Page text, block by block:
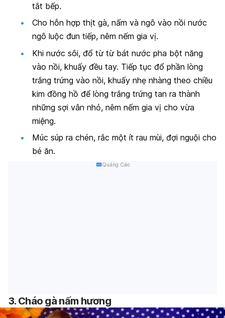
tắt bếp.
Cho hỗn hợp thịt gà, nấm và ngô vào nồi nước
ngô luộc đun tiếp, nêm nếm gia vị.
Khi nước sôi, đổ từ từ bát nước pha bột năng
vào nồi, khuấy đều tay. Tiếp tục đổ phần lòng
trắng trứng vào nồi, khuấy nhẹ nhàng theo chiều
kim đồng hồ để lòng trắng trứng tan ra thành
những sợi vân nhỏ, nêm nếm gia vị cho vừa
miệng.
Múc súp ra chén, rắc một ít rau mùi, đợi nguội cho
bé ăn.
Quảng Cáo
3. Cháo gà nấm hương